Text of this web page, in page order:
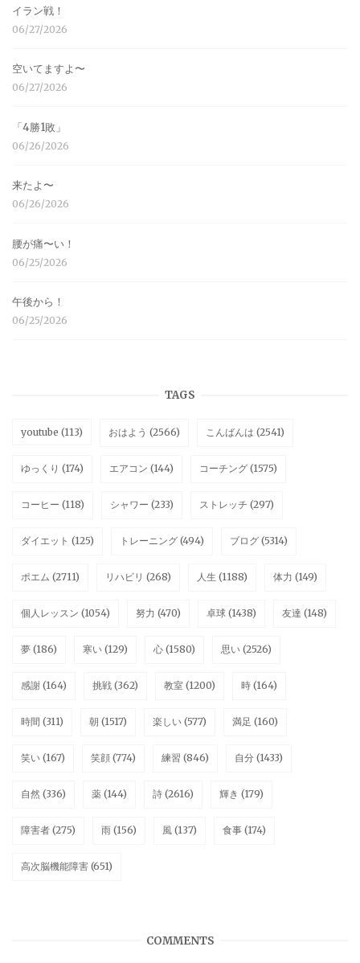
イラン戦！
06/27/2026
空いてますよ〜
06/27/2026
「4勝1敗」
06/26/2026
来たよ〜
06/26/2026
腰が痛〜い！
06/25/2026
午後から！
06/25/2026
TAGS
youtube (113) おはよう (2566) こんばんは (2541)
ゆっくり (174) エアコン (144) コーチング (1575)
コーヒー (118) シャワー (233) ストレッチ (297)
ダイエット (125) トレーニング (494) ブログ (5314)
ポエム (2711) リハビリ (268) 人生 (1188) 体力 (149)
個人レッスン (1054) 努力 (470) 卓球 (1438) 友達 (148)
夢 (186) 寒い (129) 心 (1580) 思い (2526)
感謝 (164) 挑戦 (362) 教室 (1200) 時 (164)
時間 (311) 朝 (1517) 楽しい (577) 満足 (160)
笑い (167) 笑顔 (774) 練習 (846) 自分 (1433)
自然 (336) 薬 (144) 詩 (2616) 輝き (179)
障害者 (275) 雨 (156) 風 (137) 食事 (174)
高次脳機能障害 (651)
COMMENTS